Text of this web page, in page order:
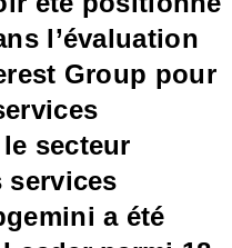
l’évaluation
Group pour
secteur
services
a été